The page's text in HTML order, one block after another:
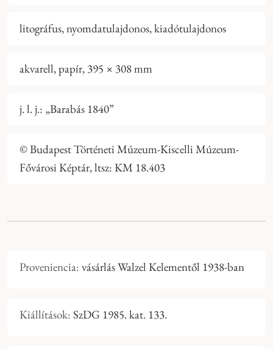
litográfus, nyomdatulajdonos, kiadótulajdonos
akvarell, papír, 395 × 308 mm
j. l. j.: „Barabás 1840”
© Budapest Történeti Múzeum-Kiscelli Múzeum-
Fővárosi Képtár, ltsz: KM 18.403
Proveniencia: vásárlás Walzel Kelementől 1938-ban
Kiállítások: SzDG 1985. kat. 133.